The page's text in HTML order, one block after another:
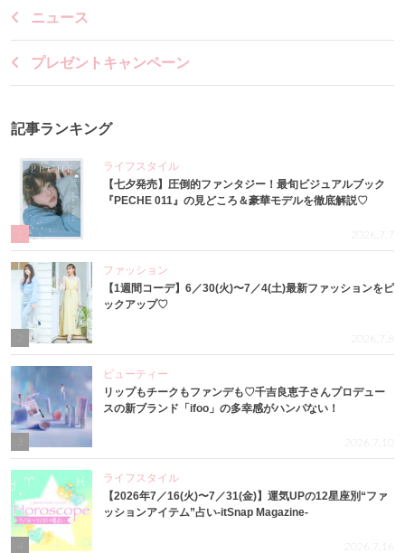
ニュース
プレゼントキャンペーン
記事ランキング
ライフスタイル
【七夕発売】圧倒的ファンタジー！最旬ビジュアルブック
『PECHE 011』の見どころ＆豪華モデルを徹底解説♡
2026.7.7
ファッション
【1週間コーデ】6／30(火)〜7／4(土)最新ファッションをピ
ックアップ♡
2026.7.8
3
ビューティー
リップもチークもファンデも♡千吉良恵子さんプロデュー
スの新ブランド「ifoo」の多幸感がハンパない！
2026.7.10
4
ライフスタイル
【2026年7／16(火)〜7／31(金)】運気UPの12星座別“ファ
ッションアイテム”占い-itSnap Magazine-
2026.7.16